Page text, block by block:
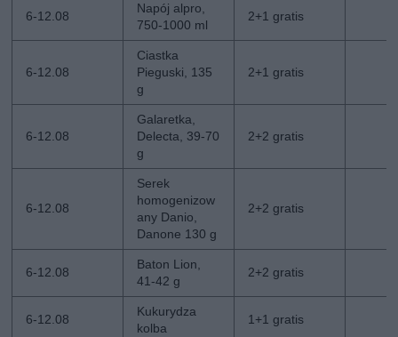
6-12.08
Napój alpro,
750-1000 ml
2+1 gratis
6-12.08
Ciastka
Pieguski, 135
g
2+1 gratis
6-12.08
Galaretka,
Delecta, 39-70
g
2+2 gratis
6-12.08
Serek
homogenizow
any Danio,
Danone 130 g
2+2 gratis
6-12.08
Baton Lion,
41-42 g
2+2 gratis
6-12.08
Kukurydza
kolba
1+1 gratis